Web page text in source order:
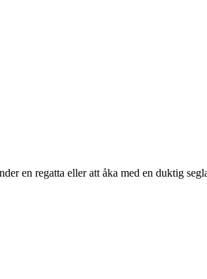
en regatta eller att åka med en duktig